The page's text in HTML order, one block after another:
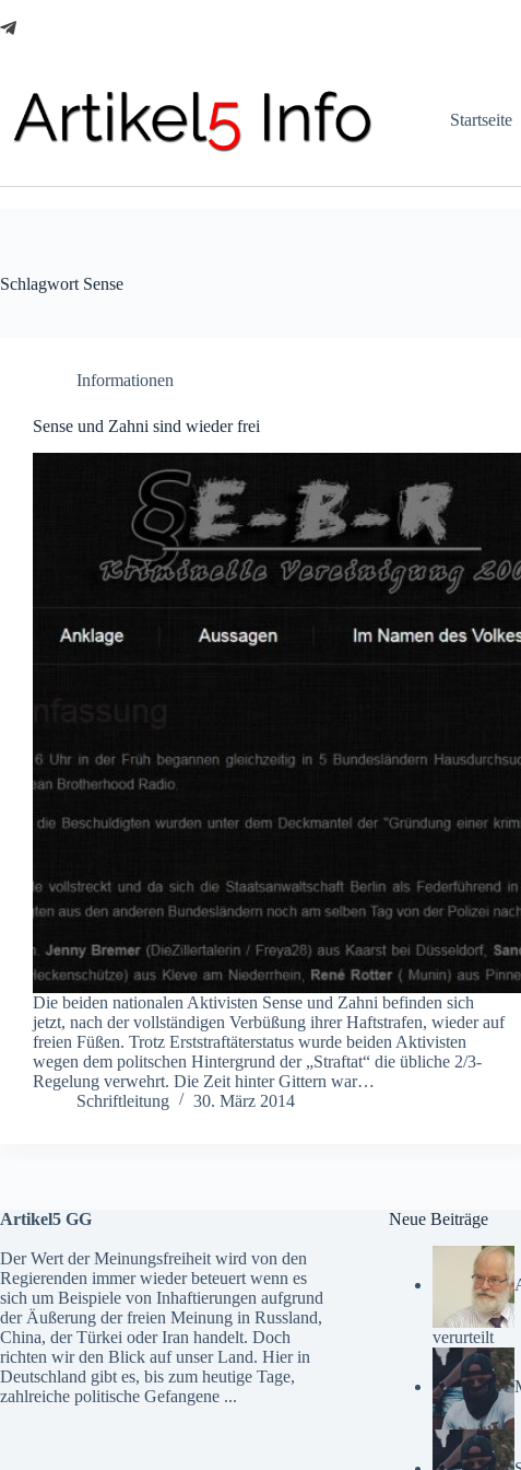
Inhalt
Startseite
Schlagwort Sense
Informationen
Sense und Zahni sind wieder frei
Die beiden nationalen Aktivisten Sense und Zahni befinden sich
jetzt, nach der vollständigen Verbüßung ihrer Haftstrafen, wieder auf
freien Füßen. Trotz Erststraftäterstatus wurde beiden Aktivisten
wegen dem politschen Hintergrund der „Straftat“ die übliche 2/3-
Regelung verwehrt. Die Zeit hinter Gittern war…
Schriftleitung
30. März 2014
Artikel5 GG
Der Wert der Meinungsfreiheit wird von den
Regierenden immer wieder beteuert wenn es
sich um Beispiele von Inhaftierungen aufgrund
der Äußerung der freien Meinung in Russland,
China, der Türkei oder Iran handelt. Doch
richten wir den Blick auf unser Land. Hier in
Deutschland gibt es, bis zum heutige Tage,
zahlreiche politische Gefangene ...
Neue Beiträge
verurteilt